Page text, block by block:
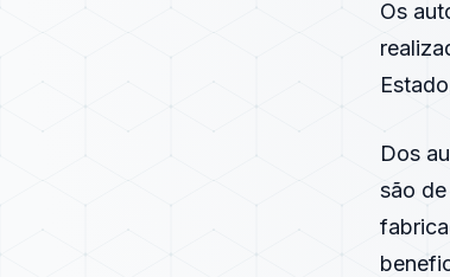
Os
Dos
são